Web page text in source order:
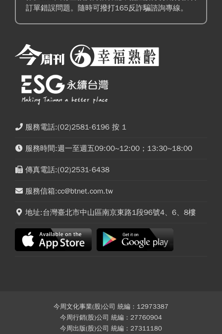
訂單錯誤問題。隨時可撥打165反詐騙諮詢專線。
服務電話:(02)2581-6196 按 1
服務時間:週一至週五09:00~12:00；13:30~18:00
傳真電話:(02)2531-6438
服務信箱:cc@btnet.com.tw
地址:台灣臺北市中山區南京東路1段96號4、6、8樓
今周文化事業(股)公司 統編：12973387
今周行銷(股)公司 統編：27760904
今周出版(股)公司 統編：27311180